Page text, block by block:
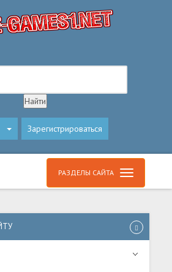
Зарегистрироваться
РАЗДЕЛЫ САЙТА